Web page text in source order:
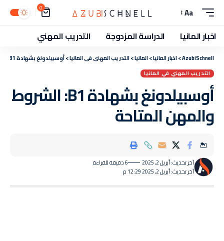
Aa
0
اخبار المانيا الدراسة المزدوجة التدريب المهني
AzubiSchnell
>اخبار المانيا>المانيا>التدريب المهني في المانيا>أوسبيلدونغ بشهادة B1: الشروط والمهن المتاحة
التدريب المهني في المانيا
أوسبيلدونغ بشهادة B1: الشروط
والمهن المتاحة
آخر تحديث: أبريل 2, 2025 12:29 م
آخر تحديث: أبريل 2, 2025 6 دقيقة للقراءة